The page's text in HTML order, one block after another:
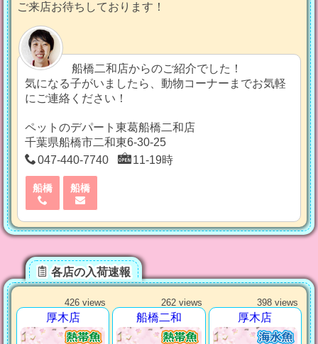
ご来店お待ちしております！
船橋二和店からのご紹介でした！
気になる子がいましたら、動物コーナーまでお気軽
にご連絡ください！
ペットのデパート東葛船橋二和店
千葉県船橋市二和東6-30-25
047-440-7740
11-19時
船橋 船橋
各店の入荷速報
426 views
厚木店
262 views
船橋二和
398 views
厚木店